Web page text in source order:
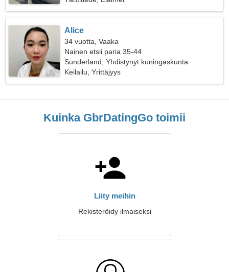
Alice
34 vuotta, Vaaka
Nainen etsii paria 35-44
Sunderland, Yhdistynyt kuningaskunta
Keilailu, Yrittäjyys
Kuinka GbrDatingGo toimii
Liity meihin
Rekisteröidy ilmaiseksi